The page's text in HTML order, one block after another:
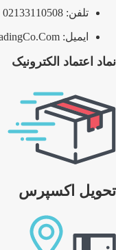
تلفن: 02133110508
ایمیل: info@SadraTradingCo.Com
نماد اعتماد الکترونیک
تحویل اکسپرس